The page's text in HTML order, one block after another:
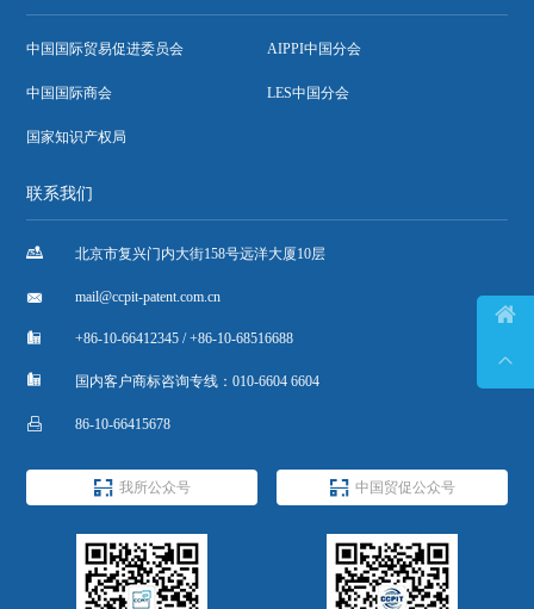
中国国际贸易促进委员会 AIPPI中国分会
中国国际商会 LES中国分会
国家知识产权局
联系我们
 北京市复兴门内大街158号远洋大厦10层
 mail@ccpit-patent.com.cn
 +86-10-66412345 / +86-10-68516688
 国内客户商标咨询专线：010-6604 6604
 86-10-66415678
 我所公众号  中国贸促公众号

